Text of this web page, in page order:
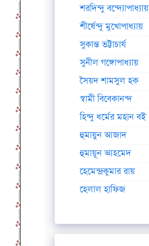
শরদিন্দু বন্দ্যোপাধ্যায়
শীর্ষেন্দু মুখোপাধ্যায়
সুকান্ত ভট্টাচার্য
সুনীল গঙ্গোপাধ্যায়
সৈয়দ শামসুল হক
স্বামী বিবেকানন্দ
হিন্দু ধর্মের মহান বই
হুমায়ুন আজাদ
হুমায়ূন আহমেদ
হেমেন্দ্রকুমার রায়
হেলাল হাফিজ